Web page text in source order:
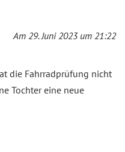
Am 29. Juni 2023 um 21:22
die Fahrradprüfung nicht
Tochter eine neue